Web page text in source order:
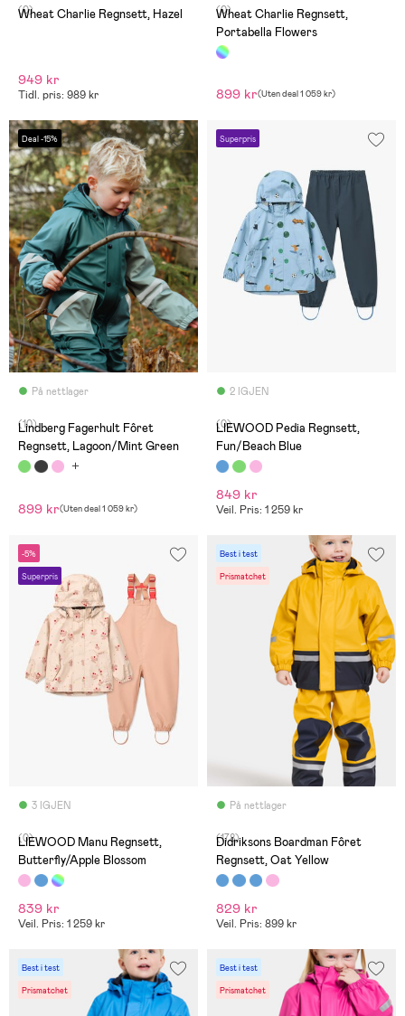
(0)
Wheat Charlie Regnsett, Hazel
949 kr
Tidl. pris: 989 kr
(0)
Wheat Charlie Regnsett,
Portabella Flowers
899 kr(Uten deal1 059 kr)
Deal -15%
På nettlager
(10)
Lindberg Fagerhult Fôret
Regnsett, Lagoon/Mint Green
899 kr(Uten deal1 059 kr)
Superpris
2 IGJEN
(0)
LIEWOOD Pedia Regnsett,
Fun/Beach Blue
849 kr
Veil. Pris: 1 259 kr
-5%
Superpris
3 IGJEN
(0)
LIEWOOD Manu Regnsett,
Butterfly/Apple Blossom
839 kr
Veil. Pris: 1 259 kr
Best i test
Prismatchet
På nettlager
(178)
Didriksons Boardman Fôret
Regnsett, Oat Yellow
829 kr
Veil. Pris: 899 kr
Best i test
Prismatchet
Best i test
Prismatchet